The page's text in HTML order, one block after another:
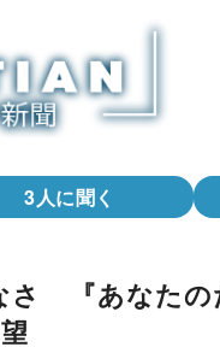
3人に聞く
さ 『あなた